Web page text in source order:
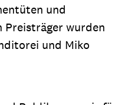
und
Preisträger wurden
und Miko